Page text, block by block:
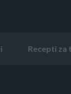
Recepti za